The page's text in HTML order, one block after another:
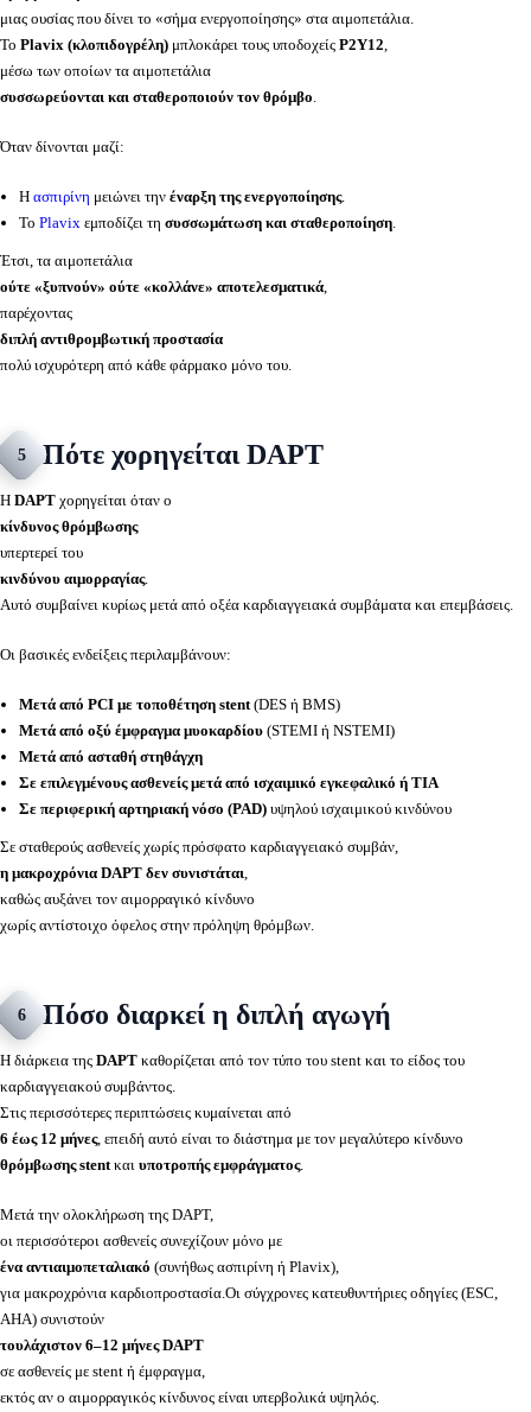
μιας ουσίας που δίνει το «σήμα ενεργοποίησης» στα αιμοπετάλια.
Το Plavix (κλοπιδογρέλη) μπλοκάρει τους υποδοχείς P2Y12,
μέσω των οποίων τα αιμοπετάλια
συσσωρεύονται και σταθεροποιούν τον θρόμβο.
Όταν δίνονται μαζί:
Η ασπιρίνη μειώνει την έναρξη της ενεργοποίησης.
Το Plavixεμποδίζει τη συσσωμάτωση και σταθεροποίηση.
Έτσι, τα αιμοπετάλια
ούτε «ξυπνούν» ούτε «κολλάνε» αποτελεσματικά,
παρέχοντας
διπλή αντιθρομβωτική προστασία
πολύ ισχυρότερη από κάθε φάρμακο μόνο του.
5 Πότε χορηγείται DAPT
Η DAPT χορηγείται όταν ο
κίνδυνος θρόμβωσης
υπερτερεί του
κινδύνου αιμορραγίας.
Αυτό συμβαίνει κυρίως μετά από οξέα καρδιαγγειακά συμβάματα και επεμβάσεις.
Οι βασικές ενδείξεις περιλαμβάνουν:
Μετά από PCI με τοποθέτηση stent(DES ή BMS)
Μετά από οξύ έμφραγμα μυοκαρδίου(STEMI ή NSTEMI)
Μετά από ασταθή στηθάγχη
Σε επιλεγμένους ασθενείς μετά από ισχαιμικό εγκεφαλικό ή TIA
Σε περιφερική αρτηριακή νόσο (PAD)υψηλού ισχαιμικού κινδύνου
Σε σταθερούς ασθενείς χωρίς πρόσφατο καρδιαγγειακό συμβάν,
η μακροχρόνια DAPT δεν συνιστάται,
καθώς αυξάνει τον αιμορραγικό κίνδυνο
χωρίς αντίστοιχο όφελος στην πρόληψη θρόμβων.
6 Πόσο διαρκεί η διπλή αγωγή
Η διάρκεια της DAPT καθορίζεται από τον τύπο του stent και το είδος του
καρδιαγγειακού συμβάντος.
Στις περισσότερες περιπτώσεις κυμαίνεται από
6 έως 12 μήνες, επειδή αυτό είναι το διάστημα με τον μεγαλύτερο κίνδυνο
θρόμβωσης stentκαι υποτροπής εμφράγματος.
Μετά την ολοκλήρωση της DAPT,
οι περισσότεροι ασθενείς συνεχίζουν μόνο με
ένα αντιαιμοπεταλιακό (συνήθως ασπιρίνη ή Plavix),
για μακροχρόνια καρδιοπροστασία.Οι σύγχρονες κατευθυντήριες οδηγίες (ESC,
AHA) συνιστούν
τουλάχιστον 6–12 μήνες DAPT
σε ασθενείς με stent ή έμφραγμα,
εκτός αν ο αιμορραγικός κίνδυνος είναι υπερβολικά υψηλός.